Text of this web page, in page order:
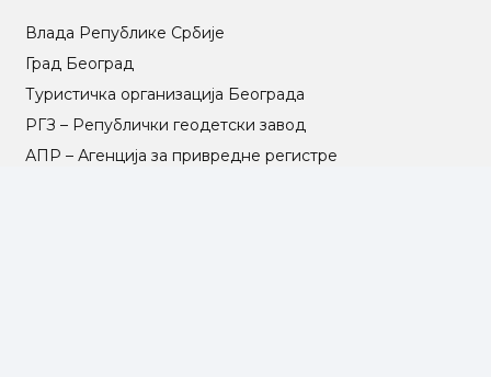
Влада Републике Србије
Град Београд
Туристичка организација Београда
РГЗ – Републички геодетски завод
АПР – Агенција за привредне регистре